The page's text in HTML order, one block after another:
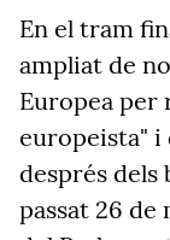
En el tram
ampliat de
Europea per
europeista" i
després
passat 26 de